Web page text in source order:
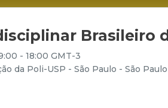
Brasileiro
- 18:00 GMT-3
da Poli-USP - São Paulo - São